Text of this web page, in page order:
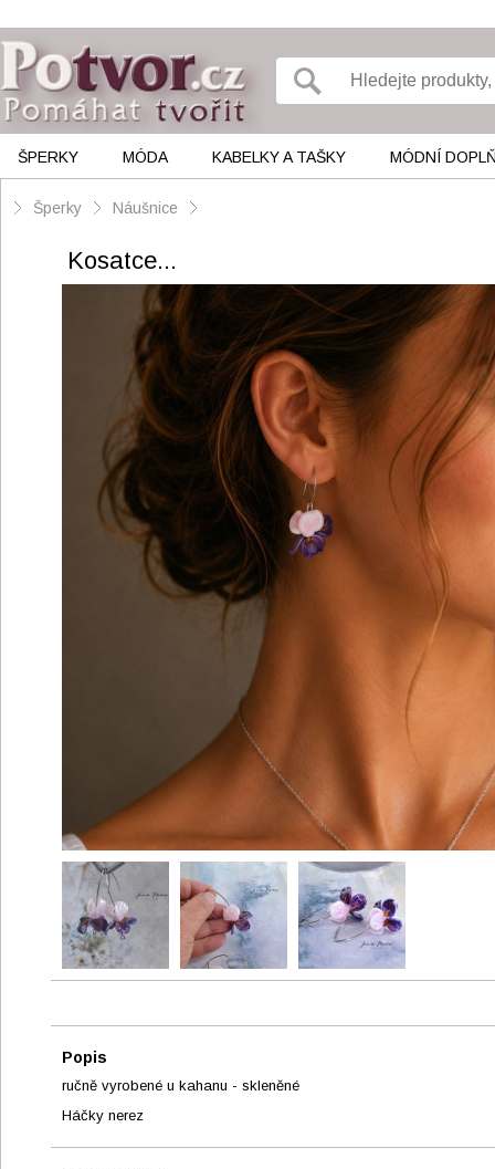
ŠPERKY MÓDA KABELKY A TAŠKY MÓDNÍ
Šperky Náušnice
Kosatce...
Popis
ručně vyrobené u kahanu - skleněné
Háčky nerez